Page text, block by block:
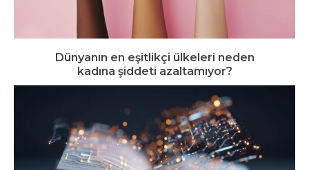
Dünyanın en eşitlikçi ülkeleri neden
kadına şiddeti azaltamıyor?